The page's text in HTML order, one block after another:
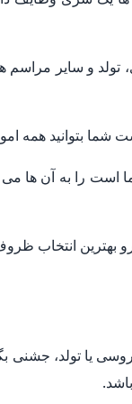
و سایر مراسم
شما بتوانید همه
را به آن ها می
انتخاب
یا تولد، جشنی